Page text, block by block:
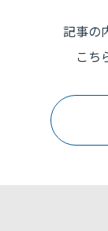
記事の
こち